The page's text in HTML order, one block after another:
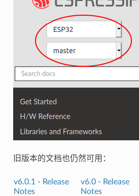
旧版本的文档也仍然可用：
v6.0.1 - Release
Notes
v6.0 - Release
Notes